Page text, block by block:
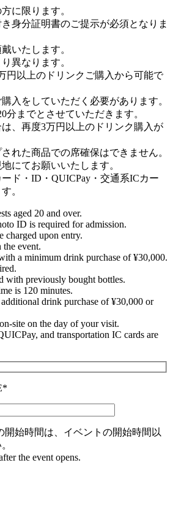
に限ります。
身分証明書のご提示が必須となりま
いたします。
異なります。
円以上のドリンクご購入から可能で
入をしていただく必要があります。
分までとさせていただきます。
、再度3万円以上のドリンク購入が
れた商品での席確保はできません。
にてお願いいたします。
ド・ID・QUICPay・交通系ICカー
。
aged 20 and over.
ID is required for admission.
charged upon entry.
the event.
a minimum drink purchase of ¥30,000.
with previously bought bottles.
is 120 minutes.
drink purchase of ¥30,000 or
site on the day of your visit.
and transportation IC cards are
開始時間は、イベントの開始時間以
the event opens.